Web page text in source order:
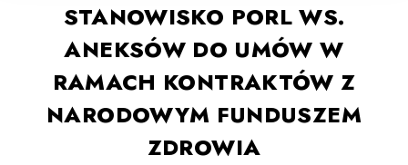
STANOWISKO PORL WS.
ANEKSÓW DO UMÓW W
RAMACH KONTRAKTÓW Z
NARODOWYM FUNDUSZEM
ZDROWIA